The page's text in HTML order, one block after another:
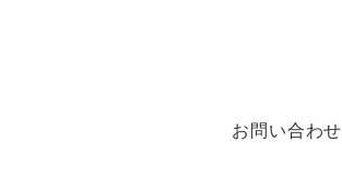
お問い合わせ